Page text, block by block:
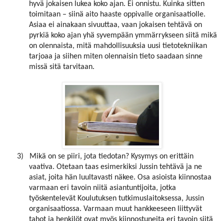
hyvä jokaisen lukea koko ajan. Ei onnistu. Kuinka sitten
toimitaan – siinä aito haaste oppivalle organisaatiolle.
Asiaa ei ainakaan sivuuttaa, vaan jokaisen tehtävä on
pyrkiä koko ajan yhä syvempään ymmärrykseen siitä mikä
on olennaista, mitä mahdollisuuksia uusi tietotekniikan
tarjoaa ja siihen miten olennaisin tieto saadaan sinne
missä sitä tarvitaan.
3)
Mikä on se piiri, jota tiedotan? Kysymys on erittäin
vaativa. Otetaan taas esimerkiksi Jussin tehtävä ja ne
asiat, joita hän luultavasti näkee. Osa asioista kiinnostaa
varmaan eri tavoin niitä asiantuntijoita, jotka
työskentelevät Koulutuksen tutkimuslaitoksessa, Jussin
organisaatiossa. Varmaan muut hankkeeseen liittyvät
tahot ja henkilöt ovat myös kiinnostuneita eri tavoin siitä